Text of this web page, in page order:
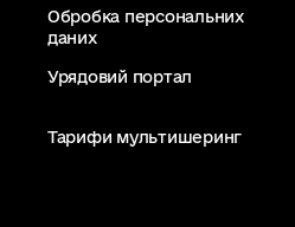
Обробка персональних
даних
Урядовий портал
Тарифи мультишеринг